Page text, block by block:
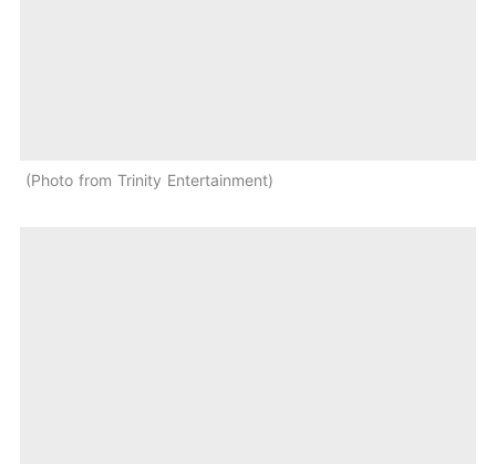
Photo from Trinity Entertainment